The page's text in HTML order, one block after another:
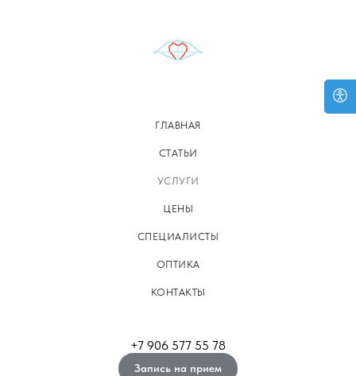
ГЛАВНАЯ
СТАТЬИ
УСЛУГИ
ЦЕНЫ
СПЕЦИАЛИСТЫ
ОПТИКА
КОНТАКТЫ
+7 906 577 55 78
Запись на прием